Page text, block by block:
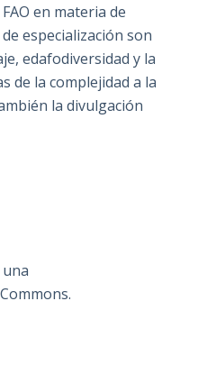
en materia de
especialización son
edafodiversidad y la
de la complejidad a la
la divulgación
.